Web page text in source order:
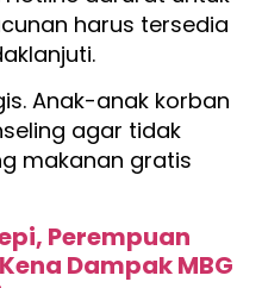
harus tersedia
Anak-anak korban
agar tidak
makanan gratis
Perempuan
Dampak MBG